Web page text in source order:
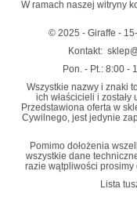
W ramach naszej witryny
© 2025 - Giraffe -
Kontakt:
Pon. - Pt.: 8:00
Wszystkie nazwy i znaki
ich właścicieli i
Przedstawiona oferta w
Cywilnego, jest jedynie
Pomimo dołożenia
wszystkie dane
razie wątpliwości prosimy
Lista